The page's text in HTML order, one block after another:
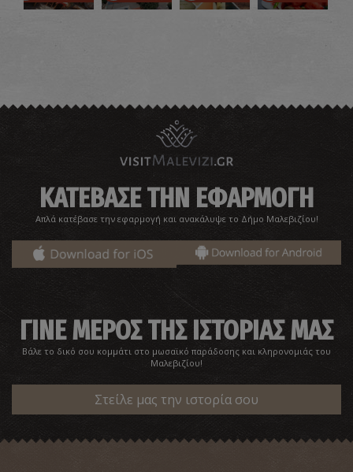
Μουσείο Παραδοσιακών Οργάνων «ΘΥΡΑΘΕΝ» στον
ΜΟΥΣΕΙΑ ~2.6Km
ΚΑΤΕΒΑΣΕ ΤΗΝ ΕΦΑΡΜΟΓΗ
Απλά κατέβασε την εφαρμογή και ανακάλυψε το Δήμο Μαλεβιζίου!
ΓΙΝΕ ΜΕΡΟΣ ΤΗΣ ΙΣΤΟΡΙΑΣ ΜΑΣ
Βάλε το δικό σου κομμάτι στο μωσαϊκό παράδοσης και κληρονομιάς του
Μαλεβιζίου!
Στείλε μας την ιστορία σου